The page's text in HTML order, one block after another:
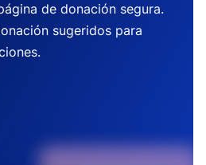
de donación segura.
sugeridos para